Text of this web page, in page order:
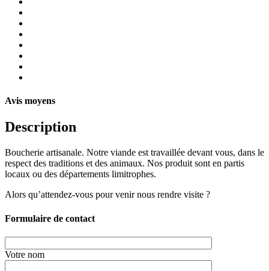
Avis moyens
Description
Boucherie artisanale. Notre viande est travaillée devant vous, dans le
respect des traditions et des animaux. Nos produit sont en partis
locaux ou des départements limitrophes.
Alors qu’attendez-vous pour venir nous rendre visite ?
Formulaire de contact
Votre nom